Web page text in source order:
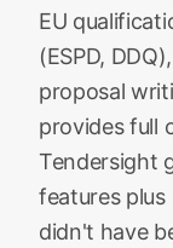
EU
(ESPD,
proposal
provides full
Tendersight
features
didn't have